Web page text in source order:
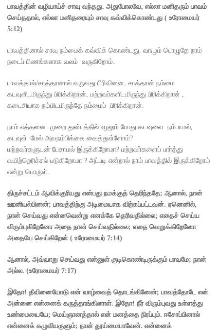
பாவத்தின் வழியாய்ச் சாவு வந்தது. அதுபோலவே, எல்லா மனிதரும் பாவம்
செய்ததால், எல்லா மனிதரையும் சாவு கவ்விக்கொண்டது ( உரோமையர்
5:12)
பாவத்தினால் சாவு நம்மைக் கவ்விக் கொண்டது. வாழும் பொழுதே நாம்
நடைப் பிணங்களாக வலம் வருகிறோம்.
பாவத்தால்/சாத்தானால் வருவது பிரிவினை. சாத்தான் நம்மை
கடவுளிடமிருந்து பிரிக்கிறான், மற்றவர்களிடமிருந்து பிரிக்கிறான் ,
கடைசியாக நம்மிடமிருந்தே நம்மைப் பிரிக்கிறான்.
நாம் எத்தனை முறை துன்பத்தில் உழலும் போது கடவுளை நம்பாமல்,
கடவுள் மேல் அவநம்பிக்கை வைத்துள்ளோம்?
மற்றவர்களுடன் பேசாமல் இருக்கிறோமா? மற்றவர்களைப் பார்த்து
வயிற்றெரிச்சல் படுகிறோமா ? அப்படி என்றால் நாம் பாவத்தில் இருக்கிறோம்
என்று பொருள்.
திருச்சட்டம் ஆவிக்குரியது என்பது நமக்குத் தெரிந்ததே; ஆனால், நான்
ஊனியல்பினன்; பாவத்திற்கு அடிமையாக விற்கப்பட்டவன். ஏனெனில்,
நான் செய்வது என்னவென்று எனக்கே தெரிவதில்லை; எதைச் செய்ய
விரும்புகிறேனோ அதை நான் செய்வதில்லை; எதை வெறுக்கிறேனோ
அதையே செய்கிறேன் ( உரோமையர் 7:14)
ஆனால், அவ்வாறு செய்வது என்னுள் குடிகொண்டிருக்கும் பாவமே; நான்
அல்ல. (உரோமையர் 7:17)
இதோ! தீவினையோடு என் வாழ்வைத் தொடங்கினேன்; பாவத்தோடே என்
அன்னை என்னைக் கருத்தாங்கினாள். இதோ! நீர் விரும்புவது உள்ளத்து
உண்மையையே; மெய்ஞானத்தால் என் மனத்தை நிரப்பும். ஈசோப்பினால்
என்னைக் கழுவியருளும்; நான் தூய்மையாவேன். என்னைக்